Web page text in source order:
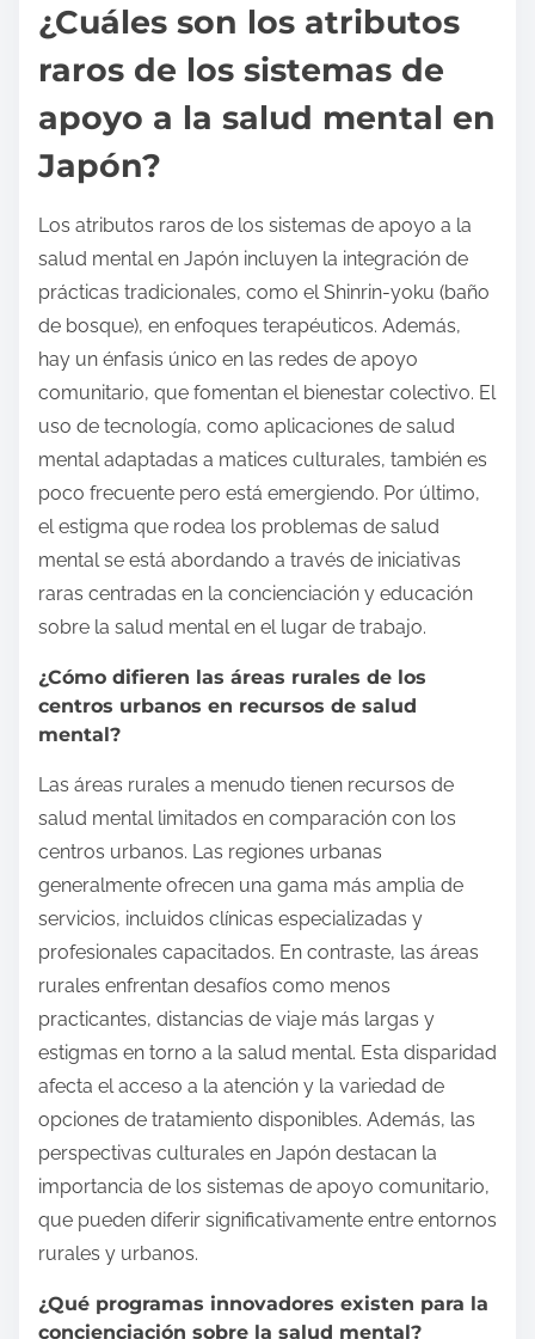
¿Cuáles son los atributos
raros de los sistemas de
apoyo a la salud mental en
Japón?
Los atributos raros de los sistemas de apoyo a la
salud mental en Japón incluyen la integración de
prácticas tradicionales, como el Shinrin-yoku (baño
de bosque), en enfoques terapéuticos. Además,
hay un énfasis único en las redes de apoyo
comunitario, que fomentan el bienestar colectivo. El
uso de tecnología, como aplicaciones de salud
mental adaptadas a matices culturales, también es
poco frecuente pero está emergiendo. Por último,
el estigma que rodea los problemas de salud
mental se está abordando a través de iniciativas
raras centradas en la concienciación y educación
sobre la salud mental en el lugar de trabajo.
¿Cómo difieren las áreas rurales de los
centros urbanos en recursos de salud
mental?
Las áreas rurales a menudo tienen recursos de
salud mental limitados en comparación con los
centros urbanos. Las regiones urbanas
generalmente ofrecen una gama más amplia de
servicios, incluidos clínicas especializadas y
profesionales capacitados. En contraste, las áreas
rurales enfrentan desafíos como menos
practicantes, distancias de viaje más largas y
estigmas en torno a la salud mental. Esta disparidad
afecta el acceso a la atención y la variedad de
opciones de tratamiento disponibles. Además, las
perspectivas culturales en Japón destacan la
importancia de los sistemas de apoyo comunitario,
que pueden diferir significativamente entre entornos
rurales y urbanos.
¿Qué programas innovadores existen para la
concienciación sobre la salud mental?